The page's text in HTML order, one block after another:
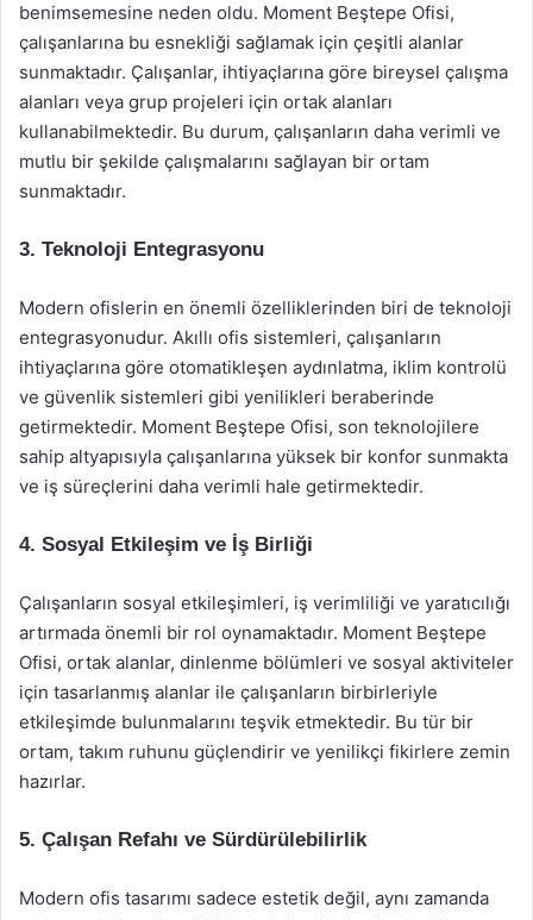
benimsemesine neden oldu. Moment Beştepe Ofisi,
çalışanlarına bu esnekliği sağlamak için çeşitli alanlar
sunmaktadır. Çalışanlar, ihtiyaçlarına göre bireysel çalışma
alanları veya grup projeleri için ortak alanları
kullanabilmektedir. Bu durum, çalışanların daha verimli ve
mutlu bir şekilde çalışmalarını sağlayan bir ortam
sunmaktadır.
3. Teknoloji Entegrasyonu
Modern ofislerin en önemli özelliklerinden biri de teknoloji
entegrasyonudur. Akıllı ofis sistemleri, çalışanların
ihtiyaçlarına göre otomatikleşen aydınlatma, iklim kontrolü
ve güvenlik sistemleri gibi yenilikleri beraberinde
getirmektedir. Moment Beştepe Ofisi, son teknolojilere
sahip altyapısıyla çalışanlarına yüksek bir konfor sunmakta
ve iş süreçlerini daha verimli hale getirmektedir.
4. Sosyal Etkileşim ve İş Birliği
Çalışanların sosyal etkileşimleri, iş verimliliği ve yaratıcılığı
artırmada önemli bir rol oynamaktadır. Moment Beştepe
Ofisi, ortak alanlar, dinlenme bölümleri ve sosyal aktiviteler
için tasarlanmış alanlar ile çalışanların birbirleriyle
etkileşimde bulunmalarını teşvik etmektedir. Bu tür bir
ortam, takım ruhunu güçlendirir ve yenilikçi fikirlere zemin
hazırlar.
5. Çalışan Refahı ve Sürdürülebilirlik
Modern ofis tasarımı sadece estetik değil, aynı zamanda